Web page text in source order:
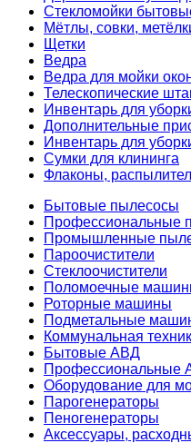
Стекломойки
Мётлы, совки,
Щетки
Ведра
Ведра для мойки
Телескопические
Инвентарь для
Дополнительные
Инвентарь для
Сумки для клининга
Флаконы,
Бытовые пылесосы
Профессиональные
Промышленные
Пароочистители
Стеклоочистители
Поломоечные
Роторные машины
Подметальные
Коммунальная
Бытовые АВД
Профессиональные
Оборудование для
Парогенераторы
Пеногенераторы
Аксессуары,